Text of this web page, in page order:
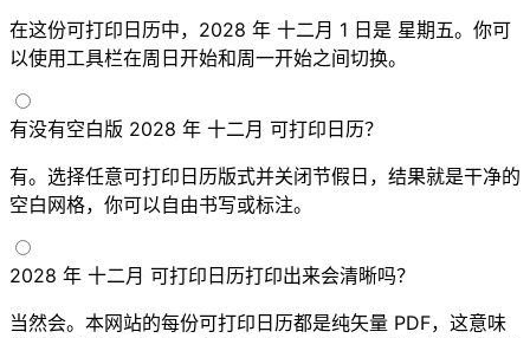
在这份可打印日历中，2028 年 十二月 1 日是 星期五。你可
以使用工具栏在周日开始和周一开始之间切换。
有没有空白版 2028 年 十二月 可打印日历？
有。选择任意可打印日历版式并关闭节假日，结果就是干净的
空白网格，你可以自由书写或标注。
2028 年 十二月 可打印日历打印出来会清晰吗？
当然会。本网站的每份可打印日历都是纯矢量 PDF，这意味